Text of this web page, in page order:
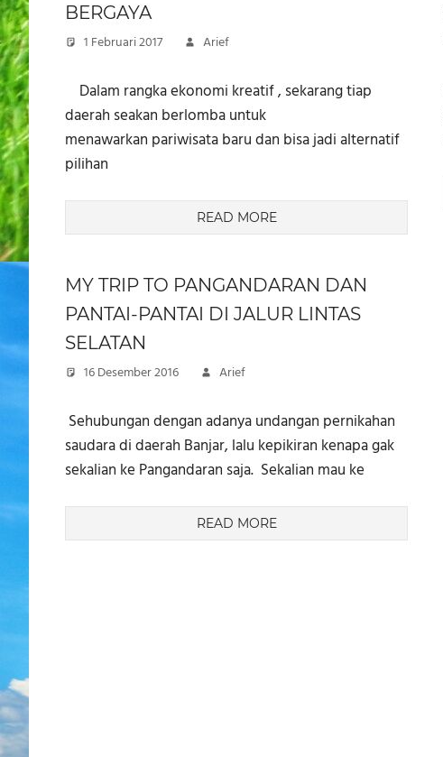
BERGAYA​
1 Februari 2017 Arief
​ ​Dalam rangka ekonomi kreatif , sekarang tiap
daerah seakan berlomba untuk
menawarkan pariwisata baru dan bisa jadi alternatif
pilihan
READ MORE
MY TRIP TO PANGANDARAN DAN
PANTAI-PANTAI DI JALUR LINTAS
SELATAN
16 Desember 2016 Arief
​ Sehubungan dengan adanya undangan pernikahan
saudara di daerah Banjar, lalu kepikiran kenapa gak
sekalian ke Pangandaran saja. Sekalian mau ke
READ MORE